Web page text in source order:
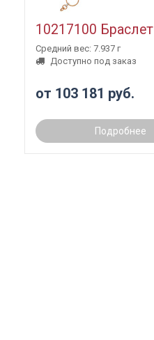
10217100 Браслет
Средний вес: 7.937 г
Доступно под заказ
от 103 181 руб.
Подробнее